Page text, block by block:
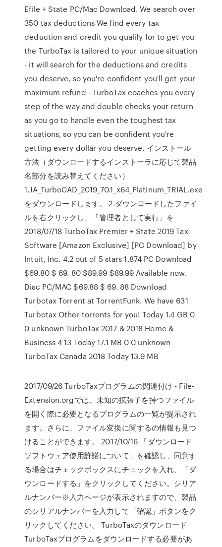
Efile + State PC/Mac Download. We search over
350 tax deductions We find every tax
deduction and credit you qualify for to get you
the TurboTax is tailored to your unique situation
- it will search for the deductions and credits
you deserve, so you're confident you'll get your
maximum refund - TurboTax coaches you every
step of the way and double checks your return
as you go to handle even the toughest tax
situations, so you can be confident you're
getting every dollar you deserve. インストール
方法（ダウンロードするインストーラに応じて製品
名部分を読み替えてください）
1.JA_TurboCAD_2019_70.1_x64_Platinum_TRIAL.exe
をダウンロードします。 2.ダウンロードしたファイ
ルを右クリックし、「管理者として実行」を
2018/07/18 TurboTax Premier + State 2019 Tax
Software [Amazon Exclusive] [PC Download] by
Intuit, Inc. 4.2 out of 5 stars 1,874 PC Download
$69.80 $ 69. 80 $89.99 $89.99 Available now.
Disc PC/MAC $69.88 $ 69. 88 Download
Turbotax Torrent at TorrentFunk. We have 631
Turbotax Other torrents for you! Today 1.4 GB 0
0 unknown TurboTax 2017 & 2018 Home &
Business 4 13 Today 17.1 MB 0 0 unknown
TurboTax Canada 2018 Today 13.9 MB
2017/09/26 TurboTaxプログラムの関連付け - File-
Extension.orgでは、未知の拡張子を持つファイル
を開く際に必要となるプログラムの一覧が提示され
ます。さらに、ファイル変換に関するの情報も見つ
けることができます。 2017/10/16 「ダウンロード
ソフトウェア使用許諾について」を確認し、同意す
る場合はチェックボックスにチェックを入れ、「ダ
ウンロードする」をクリックしてください。シリア
ルナンバー※入力ページが表示されますので、製品
のシリアルナンバーを入力して「確認」ボタンをク
リックしてください。 TurboTaxのダウンロード
TurboTaxプログラムをダウンロードする必要があ